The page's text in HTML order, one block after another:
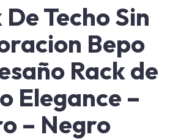
De Techo Sin
Bepo
Rack de
Elegance –
– Negro